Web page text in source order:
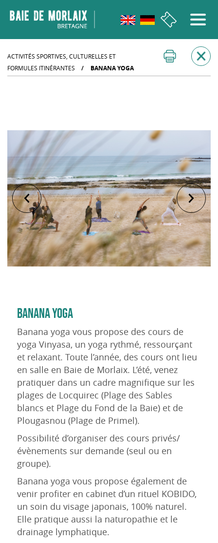
ACTIVITÉS SPORTIVES, CULTURELLES ET
FORMULES ITINÉRANTES
/ BANANA YOGA
BANANA YOGA
Banana yoga vous propose des cours de
yoga Vinyasa, un yoga rythmé, ressourçant
et relaxant. Toute l’année, des cours ont lieu
en salle en Baie de Morlaix. L’été, venez
pratiquer dans un cadre magnifique sur les
plages de Locquirec (Plage des Sables
blancs et Plage du Fond de la Baie) et de
Plougasnou (Plage de Primel).
Possibilité d’organiser des cours privés/
évènements sur demande (seul ou en
groupe).
Banana yoga vous propose également de
venir profiter en cabinet d’un rituel KOBIDO,
un soin du visage japonais, 100% naturel.
Elle pratique aussi la naturopathie et le
drainage lymphatique.